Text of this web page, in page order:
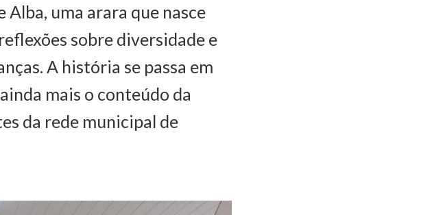
uma arara que nasce
sobre diversidade e
A história se passa em
mais o conteúdo da
da rede municipal de